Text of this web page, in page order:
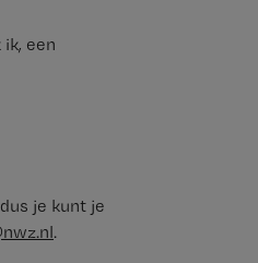
een
je kunt je
.